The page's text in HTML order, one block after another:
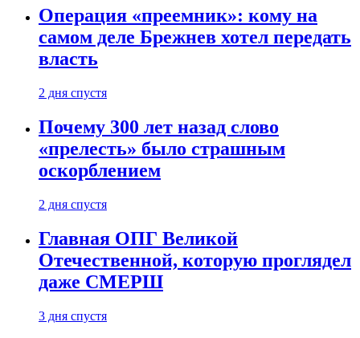
Операция «преемник»: кому на
самом деле Брежнев хотел передать
власть
2 дня спустя
Почему 300 лет назад слово
«прелесть» было страшным
оскорблением
2 дня спустя
Главная ОПГ Великой
Отечественной, которую проглядел
даже СМЕРШ
3 дня спустя